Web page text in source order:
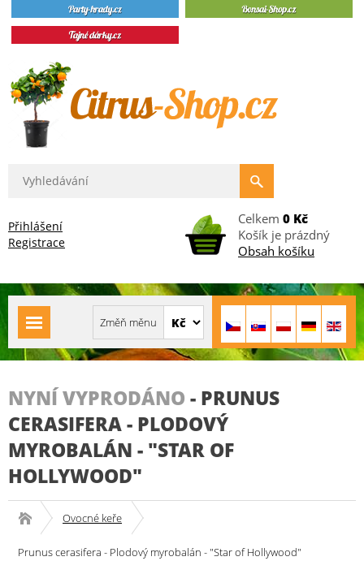
Přihlášení
Registrace
Celkem 0 Kč
Košík je prázdný
Obsah košíku
NYNÍ VYPRODÁNO - PRUNUS
CERASIFERA - PLODOVÝ
MYROBALÁN - "STAR OF
HOLLYWOOD"
Ovocné keře
Prunus cerasifera - Plodový myrobalán - "Star of Hollywood"